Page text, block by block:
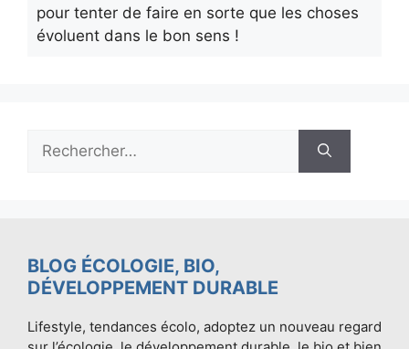
pour tenter de faire en sorte que les choses
évoluent dans le bon sens !
Rechercher :
BLOG ÉCOLOGIE, BIO,
DÉVELOPPEMENT DURABLE
Lifestyle, tendances écolo, adoptez un nouveau regard